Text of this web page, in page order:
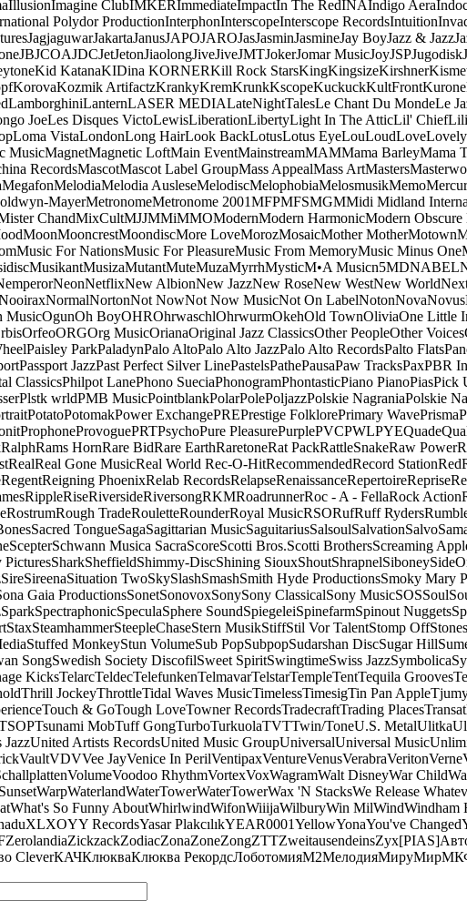
IllusionImagine ClubIMKERImmediateImpactIn The RedINAIndigo Aera
Polydor ProductionInterphonInterscopeInterscope RecordsIntuition
JagjaguwarJakartaJanusJAPOJAROJasJasminJasmineJay BoyJazz & Jazz
JBJCOAJDCJetJetonJiaolongJiveJiveJMTJokerJomar MusicJoyJSPJugodisk
Kid KatanaKIDina KORNERKill Rock StarsKingKingsizeKirshner
KorovaKozmik ArtifactzKrankyKremKrunkKscopeKuckuckKultFront
LamborghiniLanternLASER MEDIALateNightTalesLe Chant Du MondeLe
JoeLes Disques VictoLewisLiberationLibertyLight In The AtticLil' Chief
Loma VistaLondonLong HairLook BackLotusLotus EyeLouLoudLove
MusicMagnetMagnetic LoftMain EventMainstreamMAMMama BarleyMama
RecordsMascotMascot Label GroupMass AppealMass ArtMasters
MegafonMelodiaMelodia AusleseMelodiscMelophobiaMelosmusikMemo
MayerMetronomeMetronome 2001MFPMFSMGMMidi Midland
ChandMixCultMJJMMiMMOModernModern HarmonicModern Obscure
MoonMooncrestMoondiscMore LoveMorozMosaicMother MotherMotown
Music For NationsMusic For PleasureMusic From MemoryMusic Minus One
MusikantMusizaMutantMuteMuzaMyrrhMysticM•A Musicn5MDNABEL
NeonNetflixNew AlbionNew JazzNew RoseNew WestNew World
NormalNortonNot NowNot Now MusicNot On LabelNotonNovaNovus
MusicOgunOh BoyOHROhrwaschlOhrwurmOkehOld TownOliviaOne Little
OrfeoORGOrg MusicOrianaOriginal Jazz ClassicsOther PeopleOther Voices
Paisley ParkPaladynPalo AltoPalo Alto JazzPalo Alto RecordsPalto Flats
Passport JazzPast Perfect Silver LinePastelsPathePausaPaw TracksPaxPBR
ClassicsPhilpot LanePhono SueciaPhonogramPhontasticPiano PianoPiasPick
Plstk wrldPMB MusicPointblankPolarPolePoljazzPolskie NagraniaPolskie
PotatoPotomakPower ExchangePREPrestige FolklorePrimary WavePrisma
ProphoneProvoguePRTPsychoPure PleasurePurplePVCPWLPYEQuade
RalphRams HornRare BidRare EarthRaretoneRat PackRattleSnakeRaw Power
RealReal Gone MusicReal World Rec-O-HitRecommendedRecord StationRed
RegentReigning PhoenixRelab RecordsRelapseRenaissanceRepertoireReprise
RippleRiseRiversideRiversongRKMRoadrunnerRoc - A - FellaRock Action
RostrumRough TradeRouletteRounderRoyal MusicRSORufRuff Ryders
Sacred TongueSagaSagittarian MusicSaguitariusSalsoulSalvationSalvo
ScepterSchwann Musica SacraScoreScotti Bros.Scotti BrothersScreaming
PicturesSharkSheffieldShimmy-DiscShining SiouxShoutShrapnelSiboney
SireSireenaSituation TwoSkySlashSmashSmith Hyde ProductionsSmoky Mary
Gaia ProductionsSonetSonovoxSonySony ClassicalSony MusicSOSSoul
SparkSpectraphonicSpeculaSphere SoundSpiegeleiSpinefarmSpinout Nuggets
StaxSteamhammerSteepleChaseStern MusikStiffStil Vor TalentStomp Off
Stuffed MonkeyStun VolumeSub PopSubpopSudarshan DiscSugar Hill
SongSwedish Society DiscofilSweet SpiritSwingtimeSwiss JazzSymbolica
KicksTelarcTeldecTelefunkenTelmavarTelstarTempleTentTequila Grooves
Thrill JockeyThrottleTidal Waves MusicTimelessTimesigTin Pan Apple
Touch & GoTough LoveTowner RecordsTradecraftTrading Places
Tsunami MobTuff GongTurboTurkuolaTVTTwin/ToneU.S. MetalUlitka
JazzUnited Artists RecordsUnited Music GroupUniversalUniversal Music
VaultVDVVee JayVenice In PerilVentipaxVentureVenusVerabraVeritonVerne
VolumeVoodoo RhythmVortexVoxWagramWalt DisneyWar Child
WarpWaterlandWaterTowerWaterTowerWax 'N StacksWe Release
What's So Funny AboutWhirlwindWifonWiiijaWilburyWin MilWindWindham
XLXOYY RecordsYasar PlakcılıkYEAR0001YellowYonaYou've Changed
ZerolandiaZickzackZodiacZonaZoneZongZTTZweitausendeinsZyx[PIAS]
CleverКАЧКлюкваКлюква РекордсЛоботомияМ2МелодияМируМир